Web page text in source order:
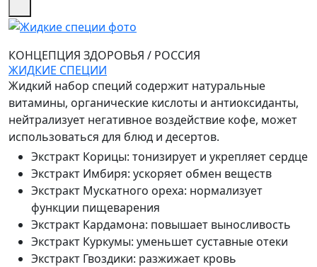
КОНЦЕПЦИЯ ЗДОРОВЬЯ / РОССИЯ
ЖИДКИЕ СПЕЦИИ
Жидкий набор специй содержит натуральные
витамины, органические кислоты и антиоксиданты,
нейтрализует негативное воздействие кофе, может
использоваться для блюд и десертов.
Экстракт Корицы: тонизирует и укрепляет сердце
Экстракт Имбиря: ускоряет обмен веществ
Экстракт Мускатного ореха: нормализует
функции пищеварения
Экстракт Кардамона: повышает выносливость
Экстракт Куркумы: уменьшет суставные отеки
Экстракт Гвоздики: разжижает кровь